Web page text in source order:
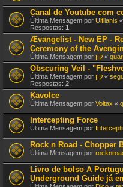
Canal de Youtube com
Última Mensagem por Ulfilanis «
Respostas: 1
Ævangelist - New EP -
Ceremony of the
Última Mensagem por קין «
Obscuring Veil -
Última Mensagem por קין «
Respostas: 2
Kavolce
Última Mensagem por Voltax «
Intercepting Force
Última Mensagem por
Rock n Road - Chopper
Última Mensagem por
Livro de bolso A
Underground Guide já